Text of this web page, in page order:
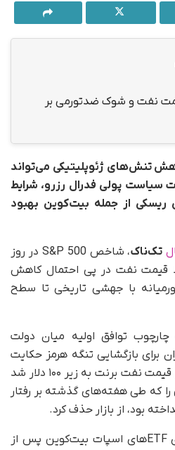
نفت و شوک ضدتورمی بر
تنش‌های ژئوپلیتیکی می‌تواند
سیاست پولی فدرال رزرو، شرایط
ریسکی از جمله بیت‌کوین بهبود
تک‌ناک
، شاخص S&P 500 در روز
قیمت نفت در پی احتمال کاهش
با جهشی تاریخی تا سطح
توافق اولیه میان دولت
برای بازگشایی تنگه هرمز حکایت
دارد؛ تحولی که موجب ریزش قیمت نفت برنت به زیر ۱۰۰ دلار شد
را که طی هفته‌های گذشته بر رفتار
بود، از بازار حذف کرد.
در همین حال، جریان ورودی ETFهای اسپات بیت‌کوین پس از